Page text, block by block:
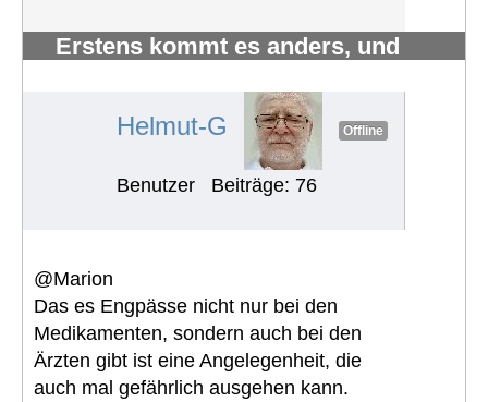
Erstens kommt es anders, und
Helmut-G Offline
Benutzer Beiträge: 76
@Marion
Das es Engpässe nicht nur bei den
Medikamenten, sondern auch bei den
Ärzten gibt ist eine Angelegenheit, die
auch mal gefährlich ausgehen kann.